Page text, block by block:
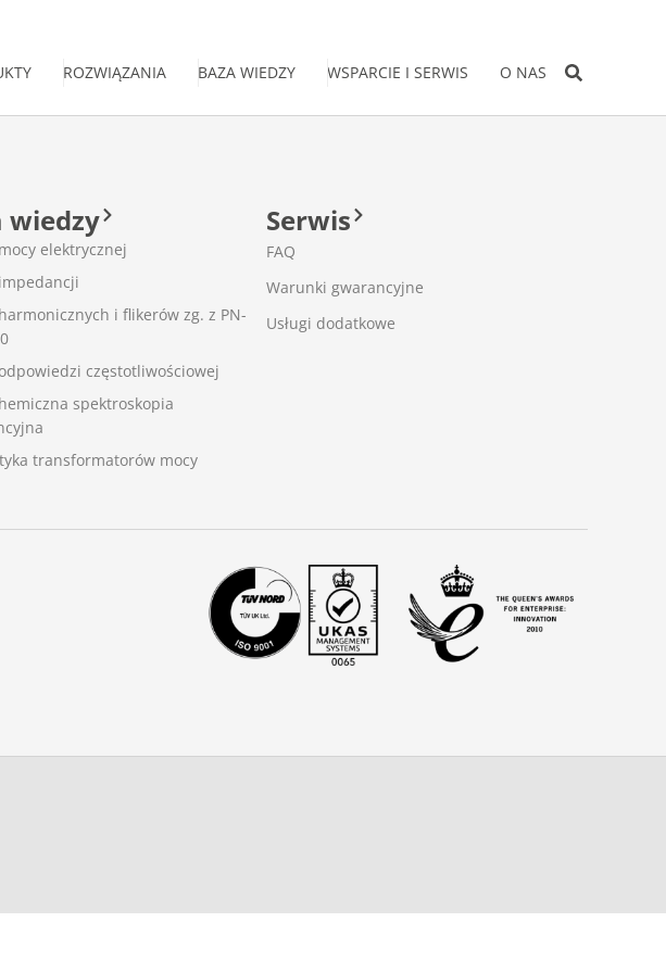
ROZWIĄZANIA BAZA WIEDZY WSPARCIE I SERWIS O NAS
wiedzy
elektrycznej
i flikerów zg. z PN-
częstotliwościowej
spektroskopia
transformatorów mocy
Serwis
FAQ
Warunki gwarancyjne
Usługi dodatkowe